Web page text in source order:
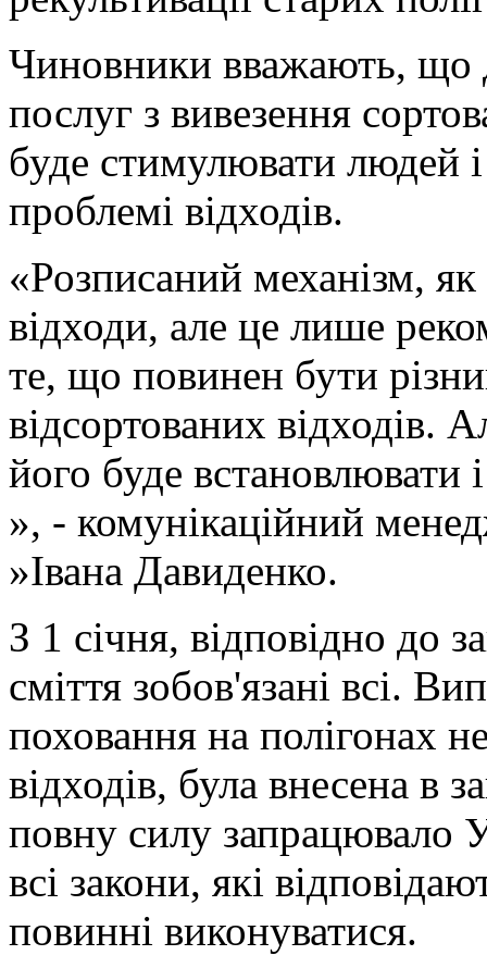
Чиновники вважають, що
послуг з вивезення
буде стимулювати людей
проблемі відходів.
«Розписаний механізм,
відходи, але це лише
те, що повинен бути
відсортованих відходів.
його буде встановлювати
», - комунікаційний
»Івана Давиденко.
З 1 січня, відповідно до
сміття зобов'язані всі.
поховання на полігонах
відходів, була внесена в
повну силу запрацювало
всі закони, які
повинні виконуватися.